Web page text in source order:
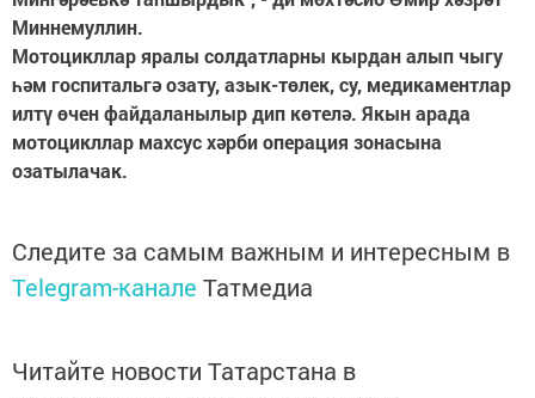
Миннемуллин.
Мотоцикллар яралы солдатларны кырдан алып чыгу
һәм госпитальгә озату, азык-төлек, су, медикаментлар
илтү өчен файдаланылыр дип көтелә. Якын арада
мотоцикллар махсус хәрби операция зонасына
озатылачак.
Следите за самым важным и интересным в
Telegram-канале Татмедиа
Читайте новости Татарстана в